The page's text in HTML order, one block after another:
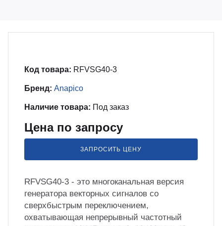
и антистатическая
ПО для автоматизации
оборудования
измерительного оборудования
Код товара: RFVSG40-3
Бренд: Anapico
Наличие товара: Под заказ
Цена по запросу
ЗАПРОСИТЬ ЦЕНУ
RFVSG40-3 - это многоканальная версия
генератора векторных сигналов со
сверхбыстрым переключением,
охватывающая непрерывный частотный